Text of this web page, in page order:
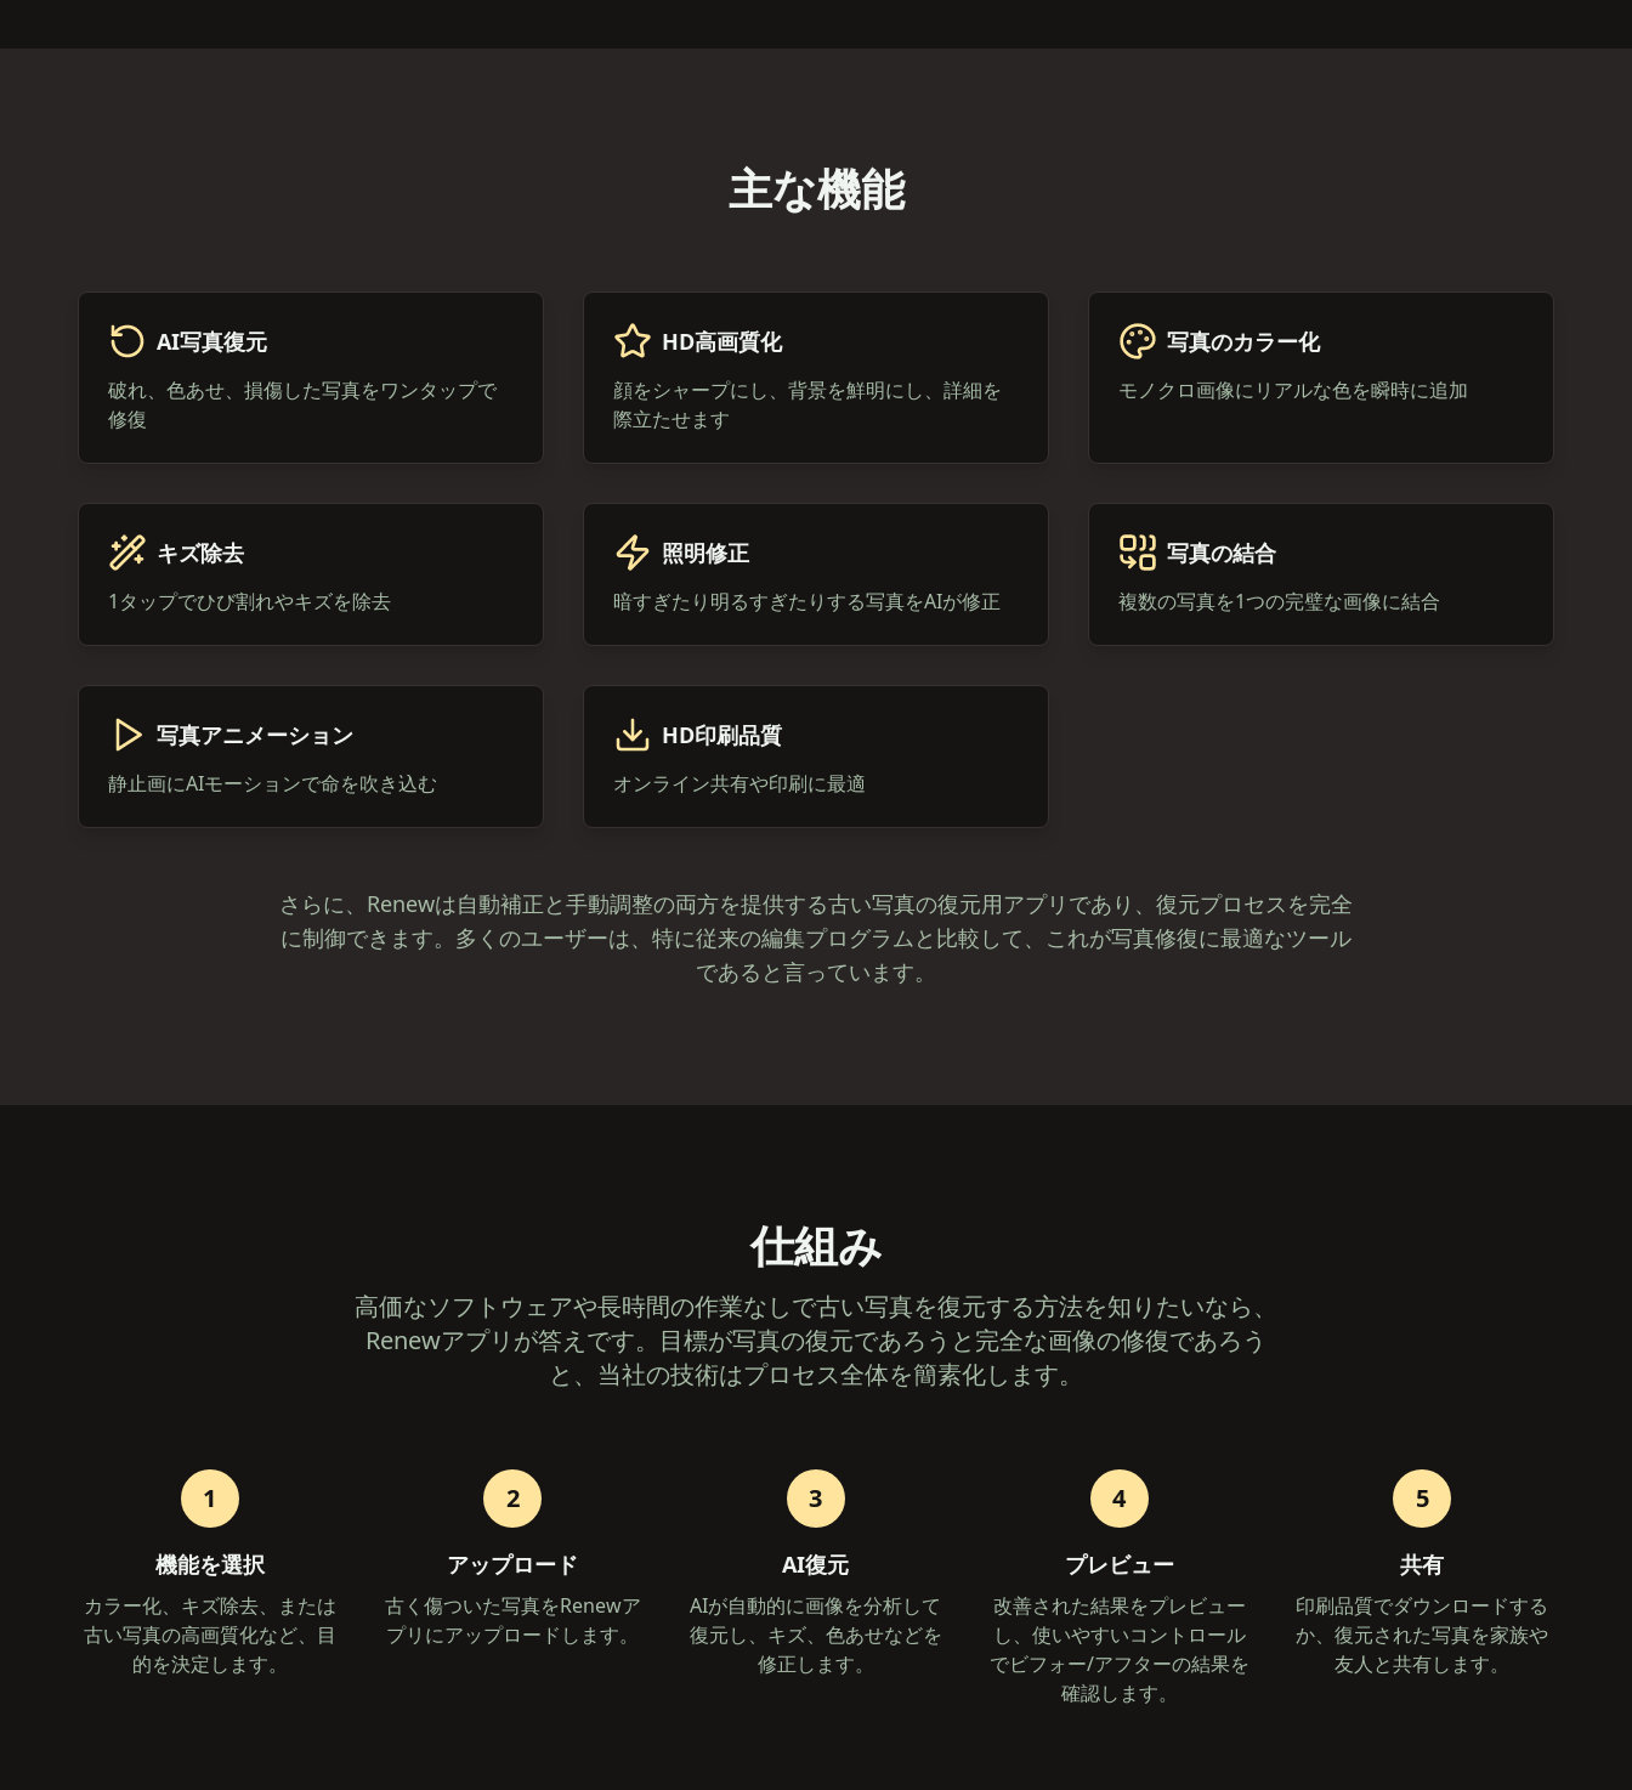
主な機能
AI写真復元
破れ、色あせ、損傷した写真をワンタップで
修復
HD高画質化
顔をシャープにし、背景を鮮明にし、詳細を
際立たせます
写真のカラー化
モノクロ画像にリアルな色を瞬時に追加
キズ除去
1タップでひび割れやキズを除去
照明修正
暗すぎたり明るすぎたりする写真をAIが修正
写真の結合
複数の写真を1つの完璧な画像に結合
写真アニメーション
静止画にAIモーションで命を吹き込む
HD印刷品質
オンライン共有や印刷に最適
さらに、Renewは自動補正と手動調整の両方を提供する古い写真の復元用アプリであり、復元プロセスを完全
に制御できます。多くのユーザーは、特に従来の編集プログラムと比較して、これが写真修復に最適なツール
であると言っています。
仕組み
高価なソフトウェアや長時間の作業なしで古い写真を復元する方法を知りたいなら、
Renewアプリが答えです。目標が写真の復元であろうと完全な画像の修復であろう
と、当社の技術はプロセス全体を簡素化します。
1
機能を選択
カラー化、キズ除去、または
古い写真の高画質化など、目
的を決定します。
2
アップロード
古く傷ついた写真をRenewア
プリにアップロードします。
3
AI復元
AIが自動的に画像を分析して
復元し、キズ、色あせなどを
修正します。
4
プレビュー
改善された結果をプレビュー
し、使いやすいコントロール
でビフォー/アフターの結果を
確認します。
5
共有
印刷品質でダウンロードする
か、復元された写真を家族や
友人と共有します。